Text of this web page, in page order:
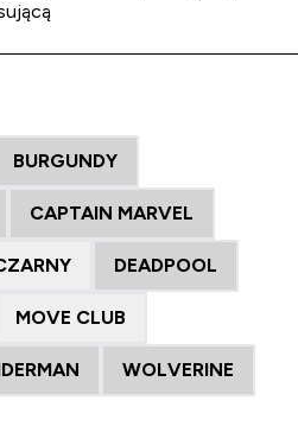
BURGUNDY
CAPTAIN MARVEL
DEADPOOL
MOVE CLUB
WOLVERINE